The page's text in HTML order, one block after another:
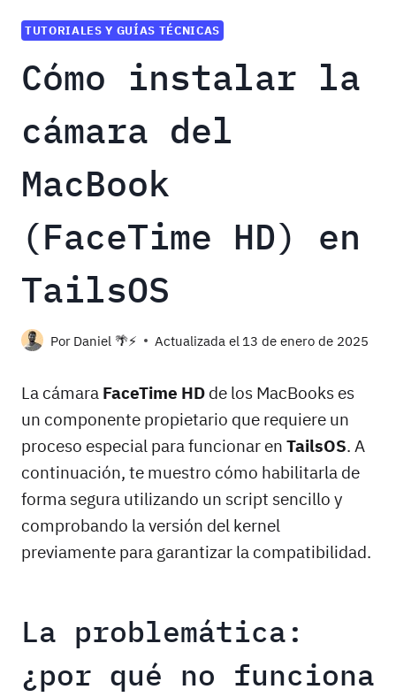
TUTORIALES Y GUÍAS TÉCNICAS
Cómo instalar la
cámara del
MacBook
(FaceTime HD) en
TailsOS
Por Daniel 🌴⚡️ Actualizada el 13 de enero de 2025
La cámara FaceTime HD de los MacBooks es
un componente propietario que requiere un
proceso especial para funcionar en TailsOS. A
continuación, te muestro cómo habilitarla de
forma segura utilizando un script sencillo y
comprobando la versión del kernel
previamente para garantizar la compatibilidad.
La problemática:
¿por qué no funciona